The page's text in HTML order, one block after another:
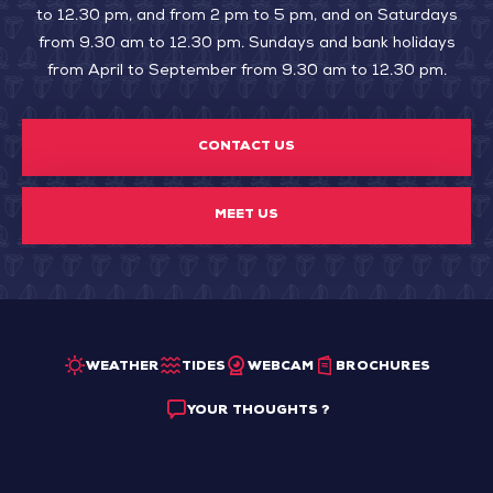
to 12.30 pm, and from 2 pm to 5 pm, and on Saturdays
from 9.30 am to 12.30 pm. Sundays and bank holidays
from April to September from 9.30 am to 12.30 pm.
CONTACT US
MEET US
WEATHER TIDES WEBCAM BROCHURES
YOUR THOUGHTS ?